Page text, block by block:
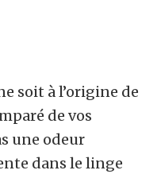
soit à l’origine de
de vos
une odeur
dans le linge